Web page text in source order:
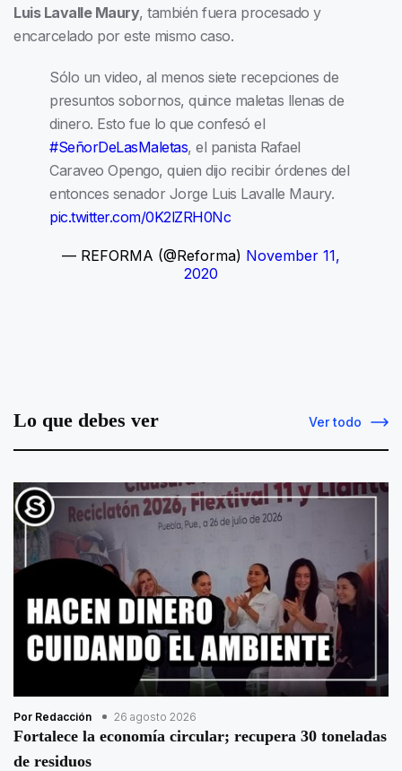
Luis Lavalle Maury, también fuera procesado y
encarcelado por este mismo caso.
Sólo un video, al menos siete recepciones de
presuntos sobornos, quince maletas llenas de
dinero. Esto fue lo que confesó el
#SeñorDeLasMaletas, el panista Rafael
Caraveo Opengo, quien dijo recibir órdenes del
entonces senador Jorge Luis Lavalle Maury.
pic.twitter.com/0K2lZRH0Nc
— REFORMA (@Reforma) November 11,
2020
Lo que debes ver Ver todo
Por Redacción 26 agosto 2026
Fortalece la economía circular; recupera 30 toneladas
de residuos